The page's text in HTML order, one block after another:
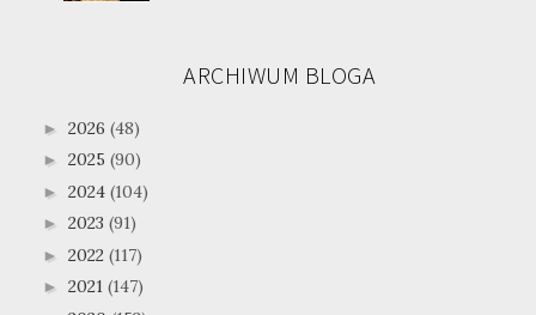
ARCHIWUM BLOGA
► 2026 (48)
► 2025 (90)
► 2024 (104)
► 2023 (91)
► 2022 (117)
► 2021 (147)